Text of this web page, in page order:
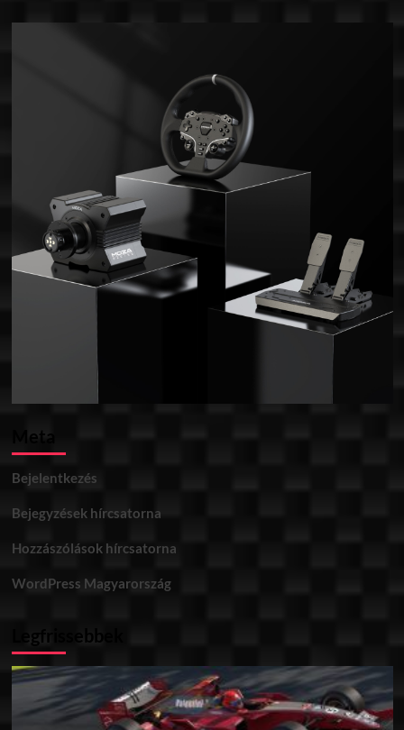
Meta
Bejelentkezés
Bejegyzések hírcsatorna
Hozzászólások hírcsatorna
WordPress Magyarország
Legfrissebbek